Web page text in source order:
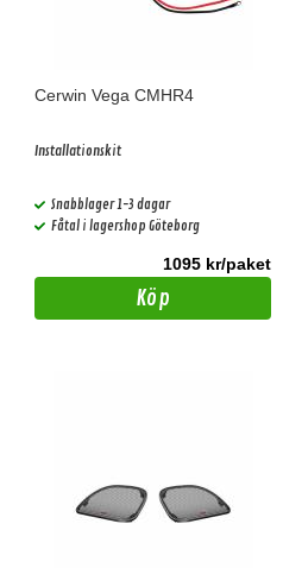
Cerwin Vega CMHR4
Installationskit
Snabblager 1-3 dagar
Fåtal i lagershop Göteborg
1095 kr/paket
Köp